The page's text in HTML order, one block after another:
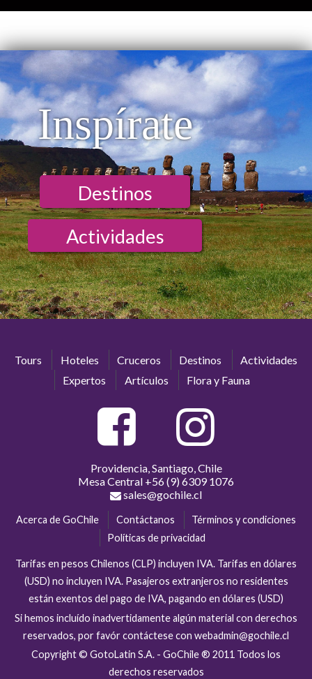
Inspírate
Destinos
Actividades
Tours Hoteles Cruceros Destinos
Actividades
Expertos
Artículos Flora y Fauna
Providencia, Santiago, Chile
Mesa Central +56 (9) 6309 1076
sales@gochile.cl
Acerca de GoChile Contáctanos
Términos y condiciones
Políticas de privacidad
Tarifas en pesos Chilenos (CLP) incluyen IVA. Tarifas en dólares
(USD) no incluyen IVA. Pasajeros extranjeros no residentes
están exentos del pago de IVA, pagando en dólares (USD)
Si hemos incluído inadvertidamente algún material con derechos
reservados, por favór contáctese con webadmin@gochile.cl
Copyright © GotoLatin S.A. - GoChile ® 2011 Todos los
derechos reservados